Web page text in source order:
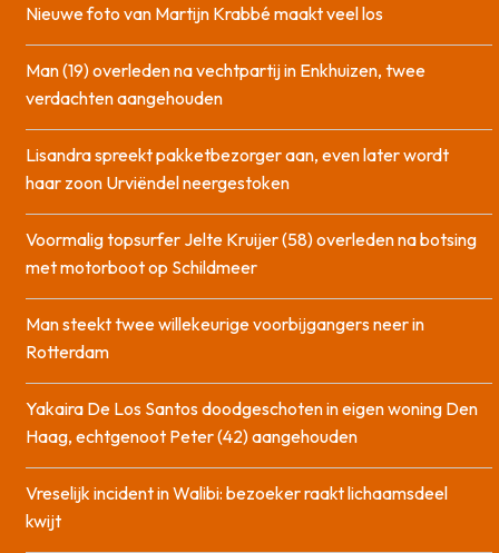
Nieuwe foto van Martijn Krabbé maakt veel los
Man (19) overleden na vechtpartij in Enkhuizen, twee
verdachten aangehouden
Lisandra spreekt pakketbezorger aan, even later wordt
haar zoon Urviëndel neergestoken
Voormalig topsurfer Jelte Kruijer (58) overleden na botsing
met motorboot op Schildmeer
Man steekt twee willekeurige voorbijgangers neer in
Rotterdam
Yakaira De Los Santos doodgeschoten in eigen woning Den
Haag, echtgenoot Peter (42) aangehouden
Vreselijk incident in Walibi: bezoeker raakt lichaamsdeel
kwijt